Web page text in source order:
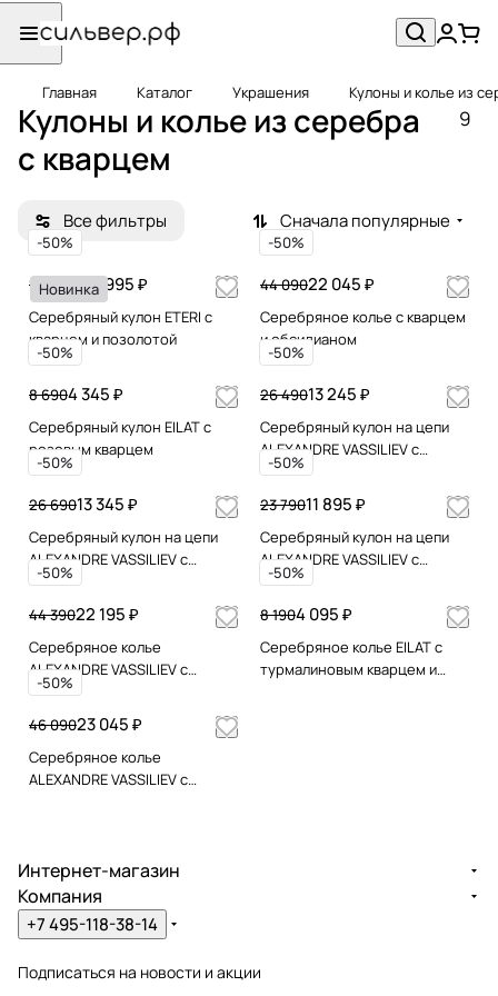
Главная Каталог Украшения Кулоны и колье из
Кулоны и колье из серебра
с кварцем
9
Все фильтры Сначала популярные
Новинка
-50%
69 995 ₽
139 990
Серебряный кулон ETERI с
кварцем и позолотой
-50%
22 045 ₽
44 090
Серебряное колье с кварцем
и обсидианом
-50%
4 345 ₽
8 690
Серебряный кулон EILAT с
розовым кварцем
-50%
13 245 ₽
26 490
Серебряный кулон на цепи
ALEXANDRE VASSILIEV с
розовым кварцем и
марказитами Swarovski
-50%
13 345 ₽
26 690
Серебряный кулон на цепи
ALEXANDRE VASSILIEV с
голубым кварцем,
перламутром и марказитами
Swarovski
-50%
11 895 ₽
23 790
Серебряный кулон на цепи
ALEXANDRE VASSILIEV с
голубым кварцем,
перламутром и марказитами
Swarovski
-50%
22 195 ₽
44 390
Серебряное колье
ALEXANDRE VASSILIEV с
розовым кварцем и
позолотой
-50%
4 095 ₽
8 190
Серебряное колье EILAT с
турмалиновым кварцем и
-50%
23 045 ₽
46 090
Серебряное колье
ALEXANDRE VASSILIEV с
Интернет-магазин
Компания
+7 495-118-38-14
Подписаться на новости и акции